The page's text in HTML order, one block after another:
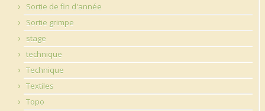
Sortie de fin d'année
Sortie grimpe
stage
technique
Technique
Textiles
Topo